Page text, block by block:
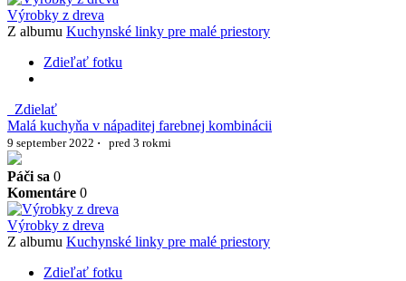
Výrobky z dreva
Z albumu Kuchynské linky pre malé priestory
Zdieľať fotku
Zdielať
Malá kuchyňa v nápaditej farebnej kombinácii
9 september 2022 · pred 3 rokmi
Páči sa 0
Komentáre 0
Výrobky z dreva
Z albumu Kuchynské linky pre malé priestory
Zdieľať fotku